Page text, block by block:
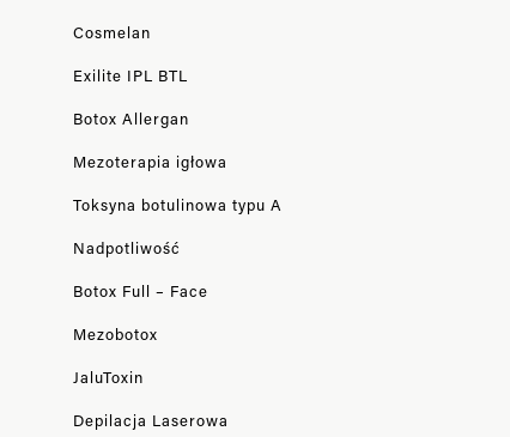
Cosmelan
Exilite IPL BTL
Botox Allergan
Mezoterapia igłowa
Toksyna botulinowa typu A
Nadpotliwość
Botox Full – Face
Mezobotox
JaluToxin
Depilacja Laserowa